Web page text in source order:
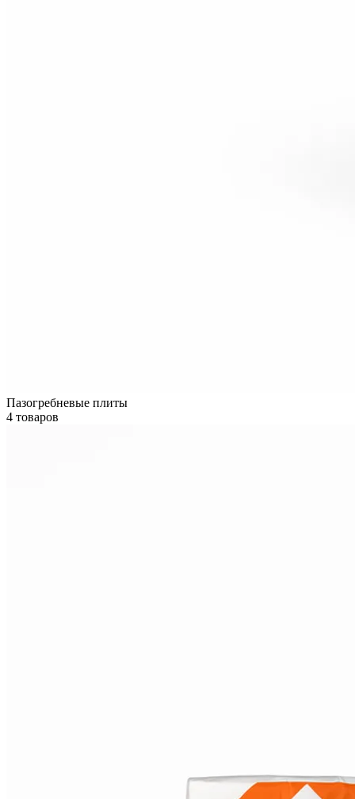
Пазогребневые плиты
4 товаров